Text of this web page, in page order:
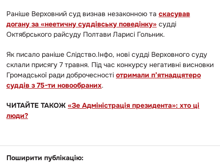
Раніше Верховний суд визнав незаконною та скасував
догану за «неетичну суддівську поведінку» судді
Октябрського райсуду Полтави Ларисі Гольник.
Як писало раніше Слідство.Інфо, нові судді Верховного суду
склали присягу 7 травня. Під час конкурсу негативні висновки
Громадської ради доброчесності отримали п’ятнадцятеро
суддів з 75-ти новообраних.
ЧИТАЙТЕ ТАКОЖ «Зе Адміністрація президента»: хто ці
люди?
Поширити публікацію: